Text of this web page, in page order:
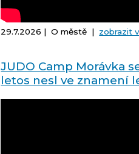
29.7.2026 | O městě | zobrazit
JUDO Camp Morávka
letos nesl ve znamení